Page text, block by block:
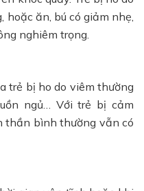
hoặc ăn, bú có giảm nhẹ,
nghiêm trọng.
trẻ bị ho do viêm thường
ngủ… Với trẻ bị cảm
thần bình thường vẫn có